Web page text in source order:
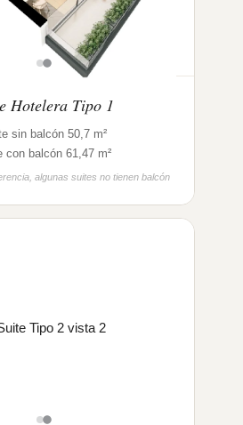
Hotelera Tipo 1
sin balcón 50,7 m²
con balcón 61,47 m²
algunas suites no tienen balcón